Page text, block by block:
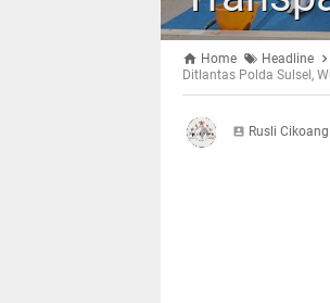
Home Headline
Ditlantas Polda Sulsel,
Rusli Cikoang